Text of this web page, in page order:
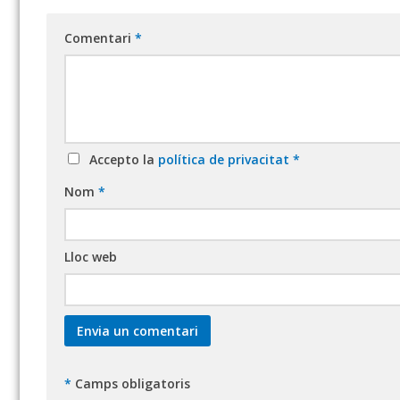
Comentari *
Accepto la política de privacitat *
Nom *
Lloc web
* Camps obligatoris